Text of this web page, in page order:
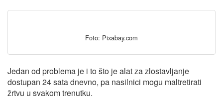
Foto: Pixabay.com
Jedan od problema je i to što je alat za zlostavljanje
dostupan 24 sata dnevno, pa nasilnici mogu maltretirati
žrtvu u svakom trenutku.